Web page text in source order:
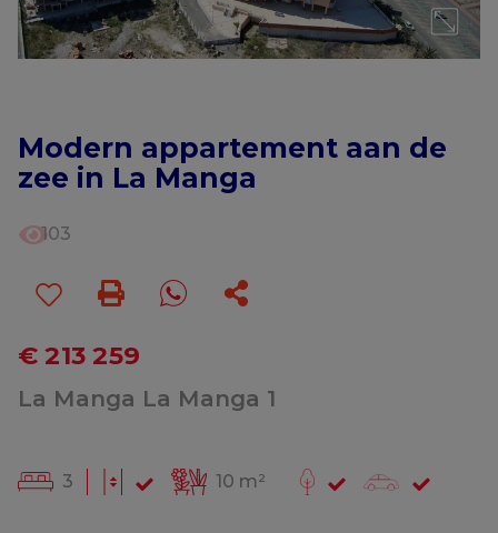
Modern appartement aan de
zee in La Manga
103
€ 213 259
La Manga La Manga 1
3 10 m²